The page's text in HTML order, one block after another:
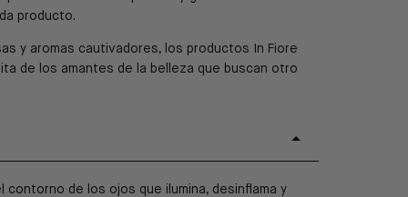
producto.
y aromas cautivadores, los productos In Fiore
de los amantes de la belleza que buscan otro
contorno de los ojos que ilumina, desinflama y